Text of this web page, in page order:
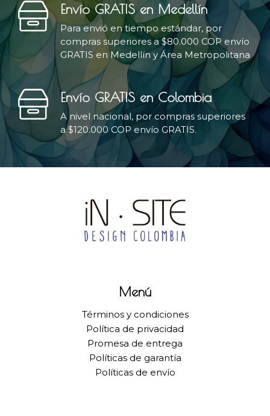
Envío GRATIS en Medellín
Para envió en tiempo estándar, por
compras superiores a $80.000 COP envío
GRATIS en Medellín y Área Metropolitana
Envío GRATIS en Colombia
A nivel nacional, por compras superiores
a $120.000 COP envío GRATIS.
Menú
Términos y condiciones
Política de privacidad
Promesa de entrega
Políticas de garantía
Políticas de envío